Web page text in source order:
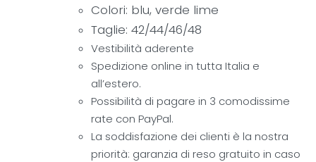
Colori: blu, verde lime
Taglie: 42/44/46/48
Vestibilità aderente
Spedizione online in tutta Italia e
all’estero.
Possibilità di pagare in 3 comodissime
rate con PayPal.
La soddisfazione dei clienti è la nostra
priorità: garanzia di reso gratuito in caso